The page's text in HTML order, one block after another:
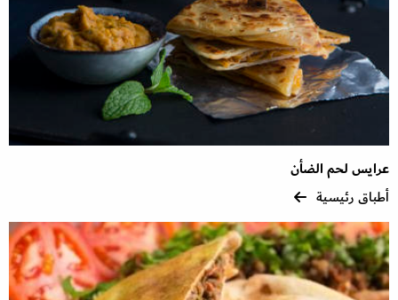
عرايس لحم الضأن
أطباق رئيسية